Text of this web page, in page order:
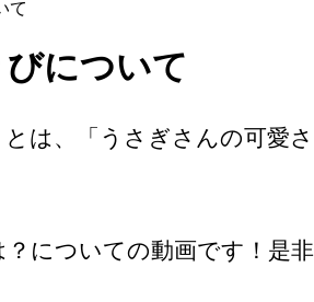
て
について
とは、「うさぎさんの可愛
？についての動画です！是